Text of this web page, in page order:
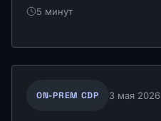
5 минут
ON-PREM CDP 3 мая 2026